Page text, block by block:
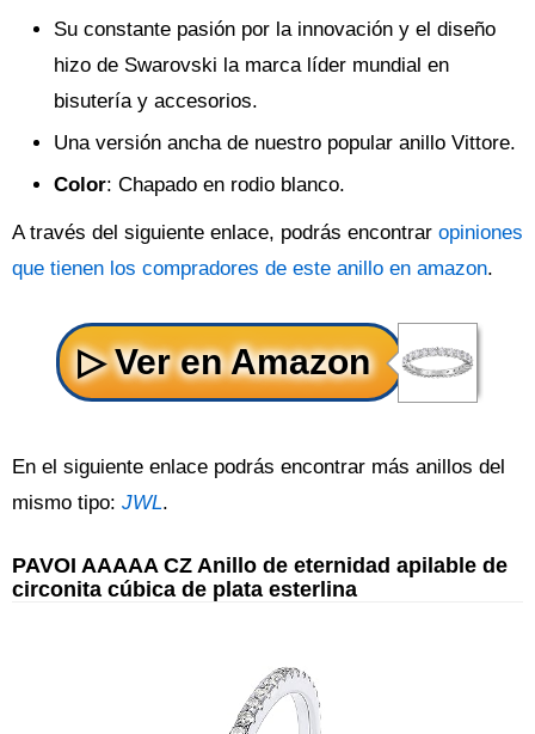
Su constante pasión por la innovación y el diseño
hizo de Swarovski la marca líder mundial en
bisutería y accesorios.
Una versión ancha de nuestro popular anillo Vittore.
Color: Chapado en rodio blanco.
A través del siguiente enlace, podrás encontrar opiniones
que tienen los compradores de este anillo en amazon.
En el siguiente enlace podrás encontrar más anillos del
mismo tipo: JWL.
PAVOI AAAAA CZ Anillo de eternidad apilable de
circonita cúbica de plata esterlina